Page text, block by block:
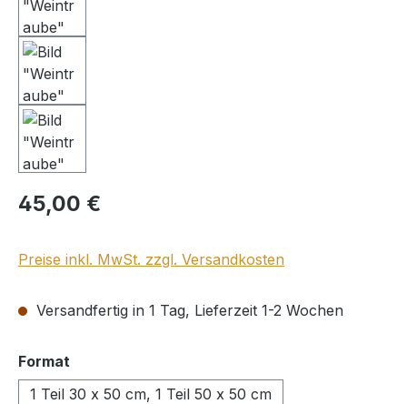
Regulärer Preis:
45,00 €
Preise inkl. MwSt. zzgl. Versandkosten
Versandfertig in 1 Tag, Lieferzeit 1-2 Wochen
Format
1 Teil 30 x 50 cm, 1 Teil 50 x 50 cm